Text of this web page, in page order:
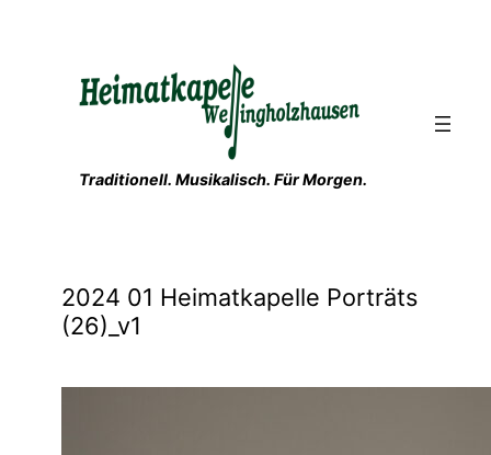
Traditionell. Musikalisch. Für Morgen.
2024 01 Heimatkapelle Porträts
(26)_v1